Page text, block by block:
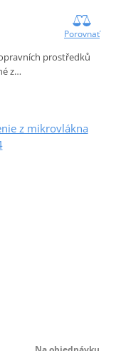
Porovnať
prostředků
z…
z mikrovlákna